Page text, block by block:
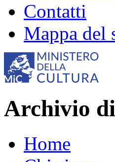
Contatti
Mappa del
Archivio
Home